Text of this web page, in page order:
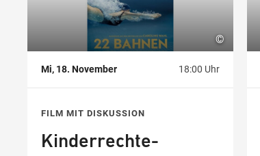
©
Mi, 18. November 18:00 Uhr
FILM MIT DISKUSSION
Kinderrechte-